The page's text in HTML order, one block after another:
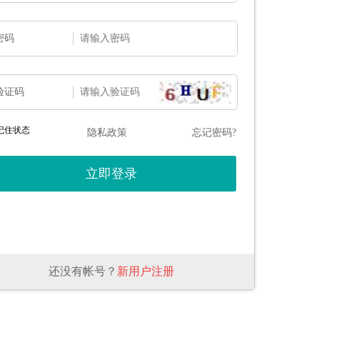
码
证码
住状态 隐私政策 忘记密码?
还没有帐号？ 新用户注册